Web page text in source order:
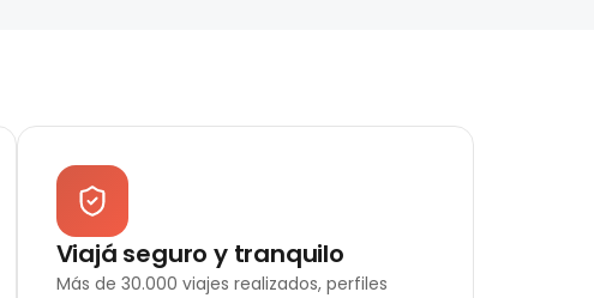
Viajá seguro y tranquilo
Más de 30.000 viajes realizados, perfiles